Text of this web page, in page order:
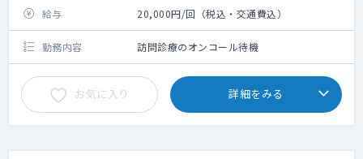
給与 20,000円/回（税込・交通費込）
勤務内容 訪問診療のオンコール待機
お気に入り 詳細をみる